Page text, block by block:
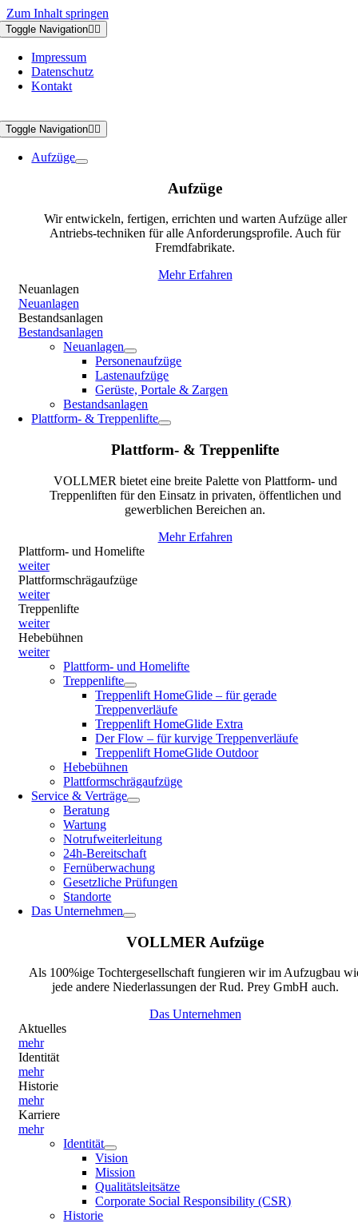
Zum Inhalt springen
Toggle Navigation
Impressum
Datenschutz
Kontakt
Toggle Navigation
Aufzüge
Aufzüge
Wir entwickeln, fertigen, errichten und warten Aufzüge aller
Antriebs-techniken für alle Anforderungsprofile. Auch für
Fremdfabrikate.
Mehr Erfahren
Neuanlagen
Neuanlagen
Bestandsanlagen
Bestandsanlagen
Neuanlagen
Personenaufzüge
Lastenaufzüge
Gerüste, Portale & Zargen
Bestandsanlagen
Plattform- & Treppenlifte
Plattform- & Treppenlifte
VOLLMER bietet eine breite Palette von Plattform- und
Treppenliften für den Einsatz in privaten, öffentlichen und
gewerblichen Bereichen an.
Mehr Erfahren
Plattform- und Homelifte
weiter
Plattformschrägaufzüge
weiter
Treppenlifte
weiter
Hebebühnen
weiter
Plattform- und Homelifte
Treppenlifte
Treppenlift HomeGlide – für gerade
Treppenverläufe
Treppenlift HomeGlide Extra
Der Flow – für kurvige Treppenverläufe
Treppenlift HomeGlide Outdoor
Hebebühnen
Plattformschrägaufzüge
Service & Verträge
Beratung
Wartung
Notrufweiterleitung
24h-Bereitschaft
Fernüberwachung
Gesetzliche Prüfungen
Standorte
Das Unternehmen
VOLLMER Aufzüge
Als 100%ige Tochtergesellschaft fungieren wir im Aufzugbau
jede andere Niederlassungen der Rud. Prey GmbH auch.
Das Unternehmen
Aktuelles
mehr
Identität
mehr
Historie
mehr
Karriere
mehr
Identität
Vision
Mission
Qualitätsleitsätze
Corporate Social Responsibility (CSR)
Historie